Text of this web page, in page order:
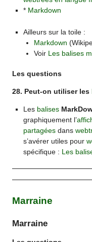
* Markdown
Ailleurs sur la toile :
Markdown
Voir Les balises
Les questions
28. Peut-on utiliser les
Les balises
graphiquement l’
partagéesdans
s’avérer utiles pour
spécifique : Les
Marraine
Marraine